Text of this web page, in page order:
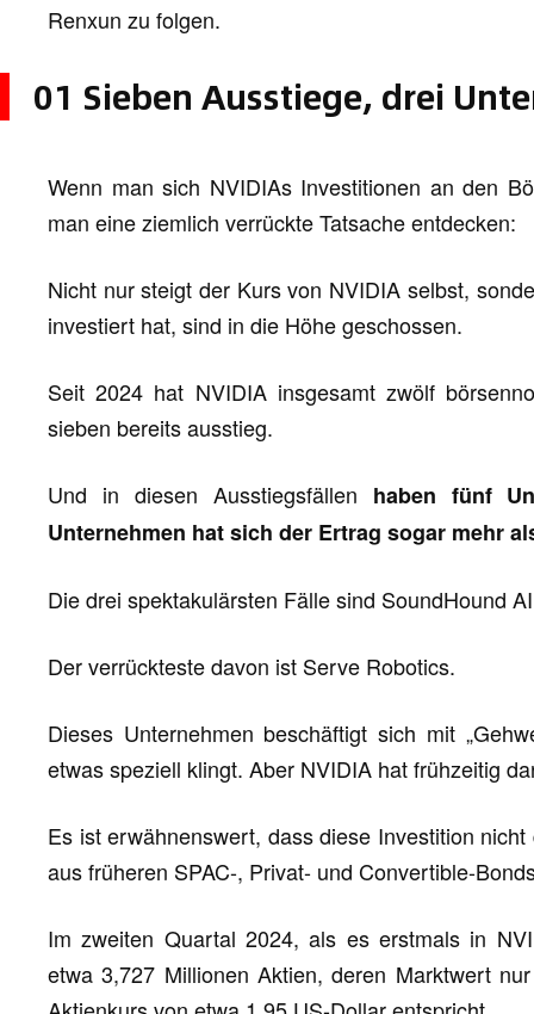
Renxun zu folgen.
01 Sieben Ausstiege, drei
Wenn man sich NVIDIAs Investitionen an den
man eine ziemlich verrückte Tatsache entdecken:
Nicht nur steigt der Kurs von NVIDIA selbst,
investiert hat, sind in die Höhe geschossen.
Seit 2024 hat NVIDIA insgesamt zwölf
sieben bereits ausstieg.
Und in diesen Ausstiegsfällen haben fünf
Unternehmen hat sich der Ertrag sogar mehr
Die drei spektakulärsten Fälle sind SoundHound
Der verrückteste davon ist Serve Robotics.
Dieses Unternehmen beschäftigt sich mit
etwas speziell klingt. Aber NVIDIA hat frühzeitig
Es ist erwähnenswert, dass diese Investition
aus früheren SPAC-, Privat- und Convertible-
Im zweiten Quartal 2024, als es erstmals in
etwa 3,727 Millionen Aktien, deren Marktwert